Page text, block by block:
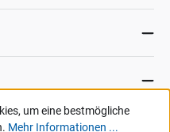
Verkaufsbedingungen
um eine bestmögliche
Mehr Informationen ...